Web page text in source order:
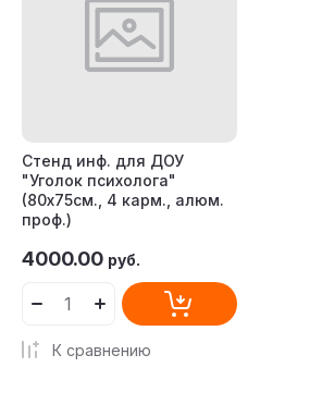
Стенд инф. для ДОУ
"Уголок психолога"
(80х75см., 4 карм., алюм.
проф.)
4000.00 руб.
К сравнению